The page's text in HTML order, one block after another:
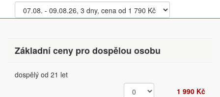
Základní ceny pro dospělou osobu
dospělý od 21 let
1 990 Kč